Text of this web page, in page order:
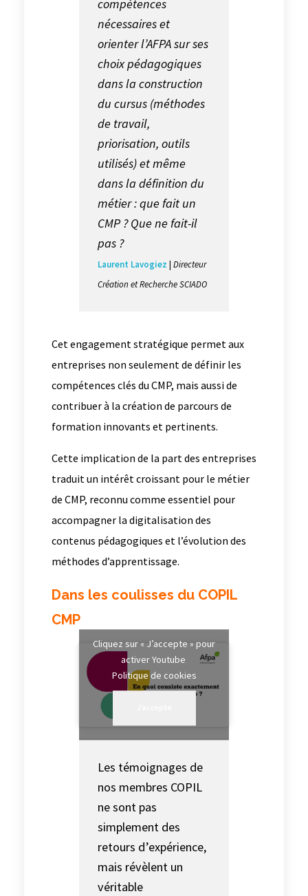
compétences
nécessaires et
orienter l’AFPA sur ses
choix pédagogiques
dans la construction
du cursus (méthodes
de travail,
priorisation, outils
utilisés) et même
dans la définition du
métier : que fait un
CMP ? Que ne fait-il
pas ?
Laurent Lavogiez |Directeur
Création et Recherche SCIADO
Cet engagement stratégique permet aux
entreprises non seulement de définir les
compétences clés du CMP, mais aussi de
contribuer à la création de parcours de
formation innovants et pertinents.
Cette implication de la part des entreprises
traduit un intérêt croissant pour le métier
de CMP, reconnu comme essentiel pour
accompagner la digitalisation des
contenus pédagogiques et l’évolution des
méthodes d’apprentissage.
Dans les coulisses du COPIL
CMP
Cliquez sur « J’accepte » pour
activer Youtube
Politique de cookies
Les témoignages de
nos membres COPIL
ne sont pas
simplement des
retours d’expérience,
mais révèlent un
véritable